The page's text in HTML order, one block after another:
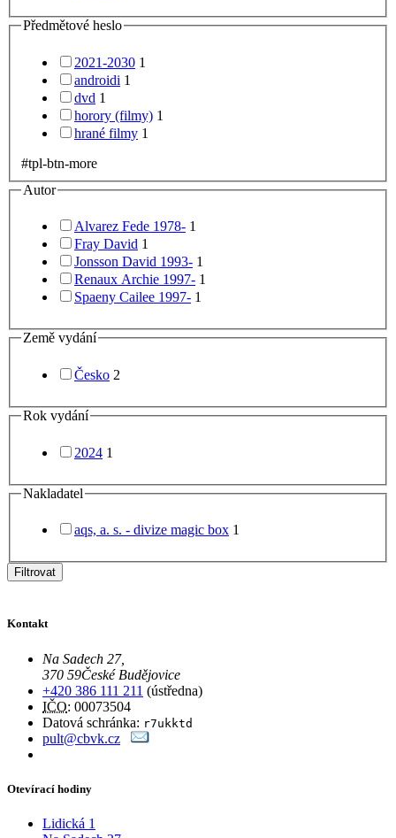
Předmětové heslo
2021-2030 1
androidi 1
dvd 1
horory (filmy) 1
hrané filmy 1
#tpl-btn-more
Autor
Alvarez Fede 1978- 1
Fray David 1
Jonsson David 1993- 1
Renaux Archie 1997- 1
Spaeny Cailee 1997- 1
Země vydání
Česko 2
Rok vydání
2024 1
Nakladatel
aqs, a. s. - divize magic box 1
Filtrovat
Kontakt
Na Sadech 27,
370 59České Budějovice
+420 386 111 211 (ústředna)
IČO: 00073504
Datová schránka: r7ukktd
pult@cbvk.cz
Otevírací hodiny
Lidická 1